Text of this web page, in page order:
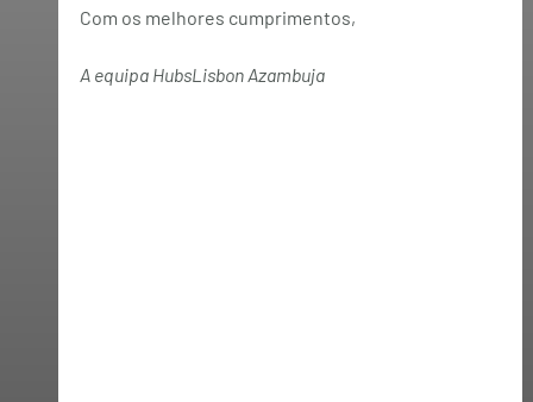
Com os melhores cumprimentos,
A equipa HubsLisbon Azambuja